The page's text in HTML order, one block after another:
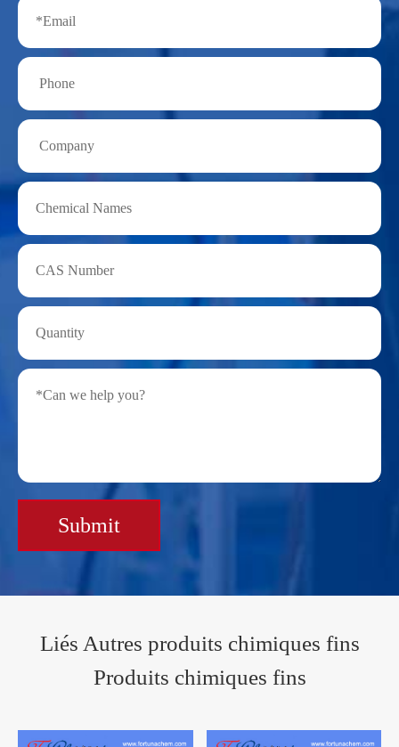
Submit
Liés Autres produits chimiques fins
Produits chimiques fins